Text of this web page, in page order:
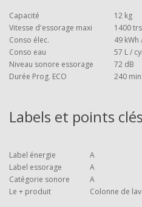
Capacité
12 kg
Vitesse d'essorage maxi 1400
Conso élec.
49 kWh
Conso eau
57 L /
Niveau sonore essorage
72 dB
Durée Prog. ECO
240 min
Labels et points clés
Label énergie
A
Label essorage
A
Catégorie sonore A
Le + produit
Colonne de